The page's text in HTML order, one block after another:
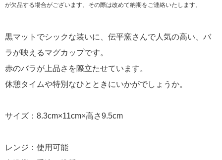
が欠品する場合がございます。その際は改めて納期をご連絡いたします。
黒マットでシックな装いに、伝平窯さんで人気の高い、バ
ラが映えるマグカップです。
赤のバラが上品さを際立たせています。
休憩タイムや特別なひとときにいかがでしょうか。
サイズ：8.3cm×11cm×高さ9.5cm
レンジ：使用可能